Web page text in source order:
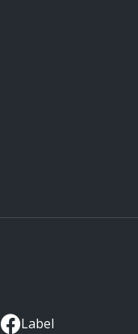
Label